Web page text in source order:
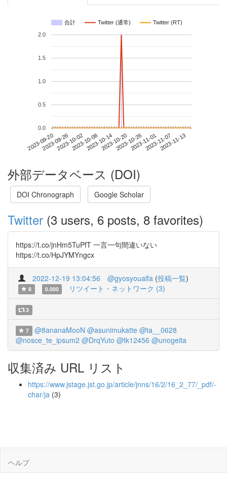
合計 Twitter (通常) Twitter (RT)
2023-09-202023-09-262023-10-022023-10-082023-10-142023-10-202023-10-262023-11-012023-11-072023-11-13
0.0
0.5
1.0
1.5
2.0
外部データベース (DOI)
DOI Chronograph Google Scholar
Twitter (3 users, 6 posts, 8 favorites)
https://t.co/jnHm5TuPfT 一言一句間違いない
https://t.co/HpJYMYngcx
2022-12-19 13:04:56 @gyosyoualfa (投稿一覧)
8 0.000 リツイート・ネットワーク (3)
3
7 @8ananaMooN @asunimukatte @ta__0628
@nosce_te_ipsum2 @DrqYuto @tk12456 @unogeita
収集済み URL リスト
https://www.jstage.jst.go.jp/article/jnns/16/2/16_2_77/_pdf/-
char/ja (3)
ヘルプ